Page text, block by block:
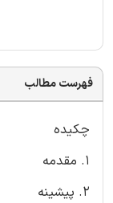
فهرست مطالب
چکیده
1. مقدمه
2. پیشینه